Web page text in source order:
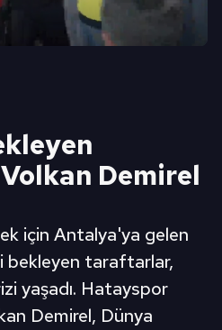
Demirel
için Antalya'ya gelen
bekleyen taraftarlar,
yaşadı. Hatayspor
Demirel, Dünya